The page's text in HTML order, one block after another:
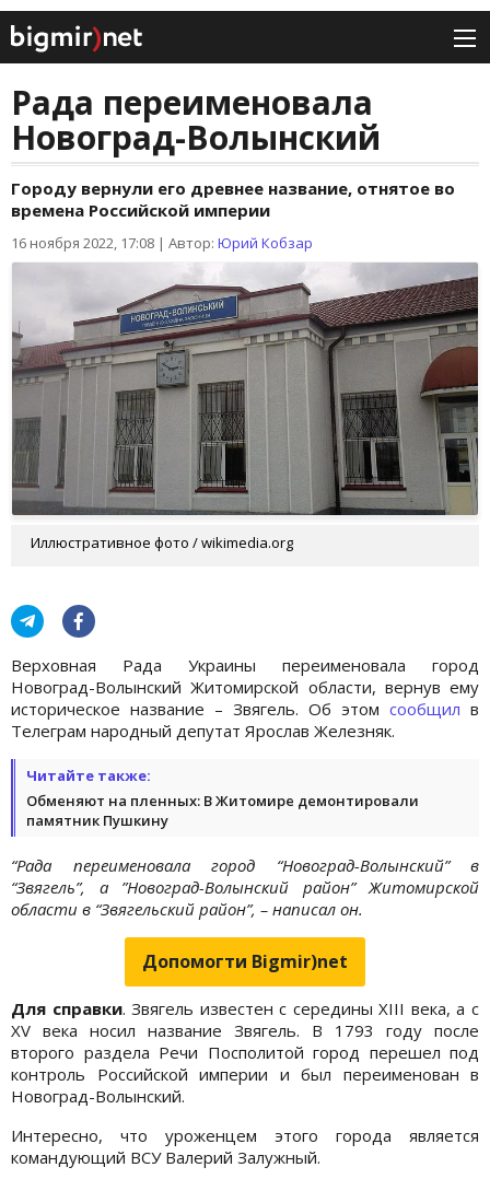
Рада переименовала
Новоград-Волынский
Городу вернули его древнее название, отнятое во
времена Российской империи
16 ноября 2022, 17:08 | Автор: Юрий Кобзар
Иллюстративное фото / wikimedia.org
Верховная Рада Украины переименовала город
Новоград-Волынский Житомирской области, вернув ему
историческое название – Звягель. Об этом сообщил в
Телеграм народный депутат Ярослав Железняк.
Читайте также:
Обменяют на пленных: В Житомире демонтировали
памятник Пушкину
“Рада переименовала город “Новоград-Волынский” в
“Звягель”, а ”Новоград-Волынский район” Житомирской
области в “Звягельский район”, – написал он.
Допомогти Bigmir)net
Для справки. Звягель известен с середины XIII века, а с
ХV века носил название Звягель. В 1793 году после
второго раздела Речи Посполитой город перешел под
контроль Российской империи и был переименован в
Новоград-Волынский.
Интересно, что уроженцем этого города является
командующий ВСУ Валерий Залужный.